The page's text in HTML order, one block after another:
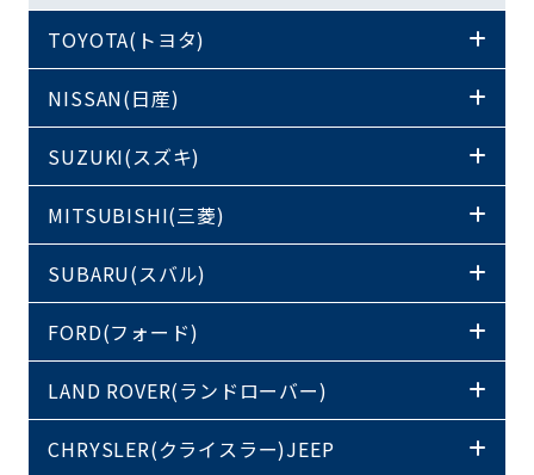
TOYOTA(トヨタ)
NISSAN(日産)
SUZUKI(スズキ)
MITSUBISHI(三菱)
SUBARU(スバル)
FORD(フォード)
LAND ROVER(ランドローバー)
CHRYSLER(クライスラー)JEEP